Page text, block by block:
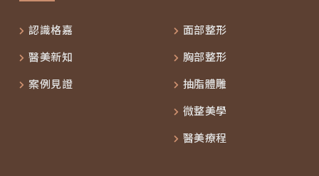
認識格嘉
醫美新知
案例見證
面部整形
胸部整形
抽脂體雕
微整美學
醫美療程